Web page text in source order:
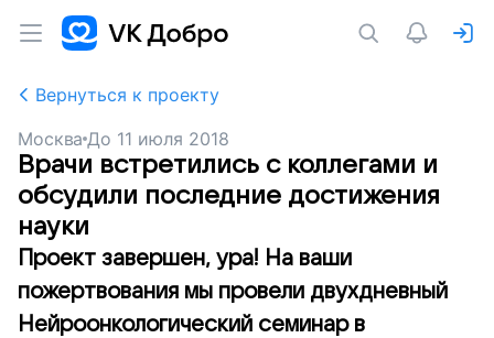
Вернуться к проекту
Москва До 11 июля 2018
Врачи встретились с коллегами и
обсудили последние достижения
науки
Проект завершен, ура! На ваши
пожертвования мы провели двухдневный
Нейроонкологический семинар в